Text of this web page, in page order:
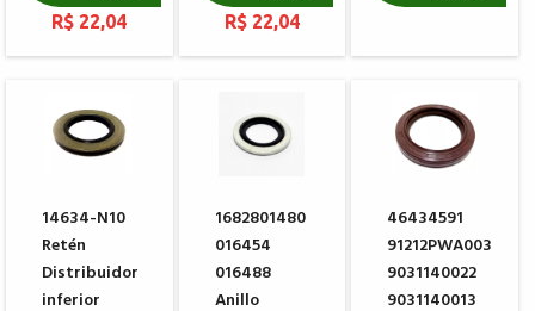
R$ 22,04 R$ 22,04
14634-N10
Retén
Distribuidor
inferior
1682801480
016454
016488
Anillo
46434591
91212PWA003
9031140022
9031140013